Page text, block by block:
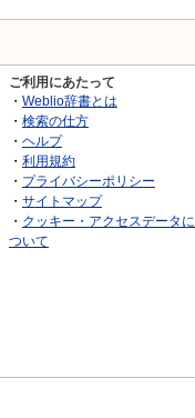
ご利用にあたって
・ Weblio辞書とは
・ 検索の仕方
・ ヘルプ
・ 利用規約
・ プライバシーポリシー
・ サイトマップ
・ クッキー・アクセスデータに
ついて